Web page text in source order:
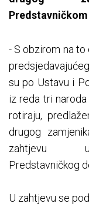
- S obzirom na
su po Ustavu i
iz reda tri
rotiraju,
drugog
zahtjevu
Predstavničkog
U zahtjevu se